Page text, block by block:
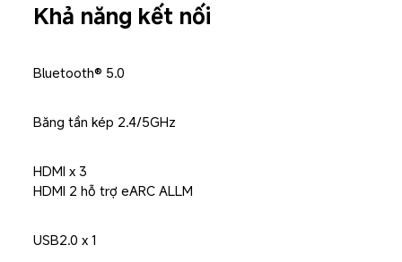
Khả năng kết nối
Bluetooth® 5.0
Băng tần kép 2.4/5GHz
HDMI x 3
HDMI 2 hỗ trợ eARC ALLM
USB2.0 x 1